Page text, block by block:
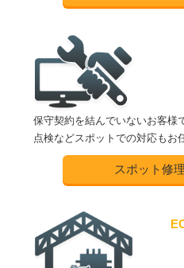
保守契約を結んでいないお客様
点検などスポットでの対応もお
スポット修